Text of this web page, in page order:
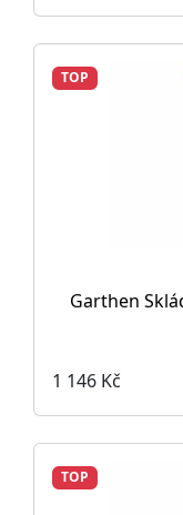
TOP
Garthen
1 146 Kč
TOP